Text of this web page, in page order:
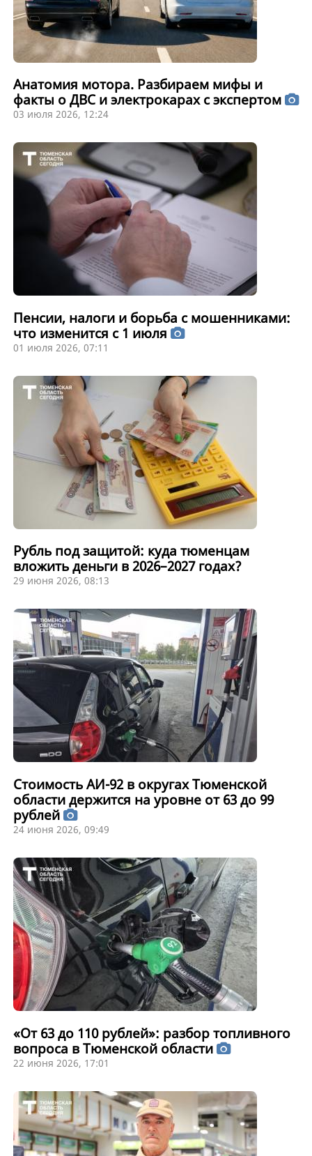
Анатомия мотора. Разбираем мифы и
факты о ДВС и электрокарах с экспертом
03 июля 2026, 12:24
Пенсии, налоги и борьба с мошенниками:
что изменится с 1 июля
01 июля 2026, 07:11
Рубль под защитой: куда тюменцам
вложить деньги в 2026–2027 годах?
29 июня 2026, 08:13
Стоимость АИ-92 в округах Тюменской
области держится на уровне от 63 до 99
рублей
24 июня 2026, 09:49
«От 63 до 110 рублей»: разбор топливного
вопроса в Тюменской области
22 июня 2026, 17:01